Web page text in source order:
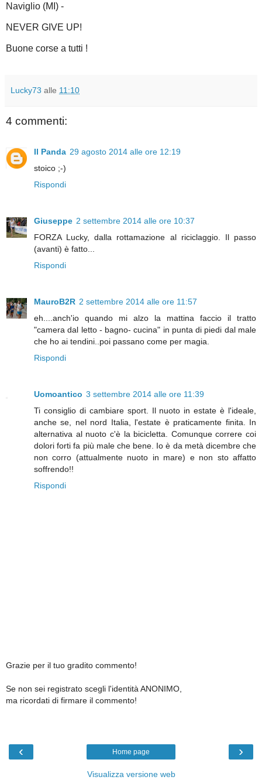
Naviglio (MI) -
NEVER GIVE UP!
Buone corse a tutti !
Lucky73 alle 11:10
4 commenti:
Il Panda 29 agosto 2014 alle ore 12:19
stoico ;-)
Rispondi
Giuseppe 2 settembre 2014 alle ore 10:37
FORZA Lucky, dalla rottamazione al riciclaggio. Il passo
(avanti) è fatto...
Rispondi
MauroB2R 2 settembre 2014 alle ore 11:57
eh....anch'io quando mi alzo la mattina faccio il tratto
"camera dal letto - bagno- cucina" in punta di piedi dal male
che ho ai tendini..poi passano come per magia.
Rispondi
Uomoantico 3 settembre 2014 alle ore 11:39
Ti consiglio di cambiare sport. Il nuoto in estate è l'ideale,
anche se, nel nord Italia, l'estate è praticamente finita. In
alternativa al nuoto c'è la bicicletta. Comunque correre coi
dolori forti fa più male che bene. Io è da metà dicembre che
non corro (attualmente nuoto in mare) e non sto affatto
soffrendo!!
Rispondi
Grazie per il tuo gradito commento!
Se non sei registrato scegli l'identità ANONIMO,
ma ricordati di firmare il commento!
‹ ›
Home page
Visualizza versione web